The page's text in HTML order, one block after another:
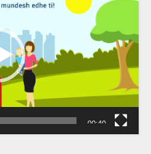
00:40